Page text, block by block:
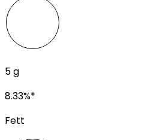
5g
8.33%*
Fett